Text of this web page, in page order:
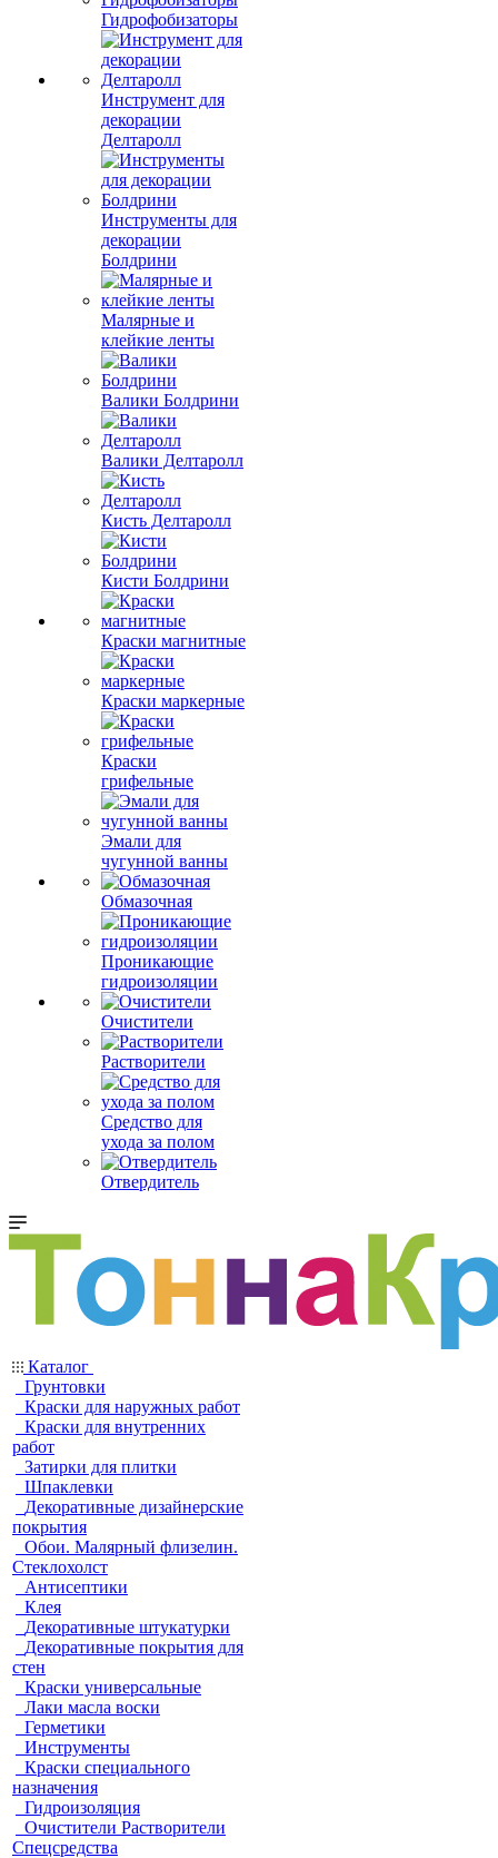
Гидрофобизаторы
Инструмент для
декорации
Делтаролл
Инструменты для
декорации
Болдрини
Малярные и
клейкие ленты
Валики Болдрини
Валики Делтаролл
Кисть Делтаролл
Кисти Болдрини
Краски магнитные
Краски маркерные
Краски
грифельные
Эмали для
чугунной ванны
Обмазочная
Проникающие
гидроизоляции
Очистители
Растворители
Средство для
ухода за полом
Отвердитель
Каталог
Грунтовки
Краски для наружных работ
Краски для внутренних
работ
Затирки для плитки
Шпаклевки
Декоративные дизайнерские
покрытия
Обои. Малярный флизелин.
Стеклохолст
Антисептики
Клея
Декоративные штукатурки
Декоративные покрытия для
стен
Краски универсальные
Лаки масла воски
Герметики
Инструменты
Краски специального
назначения
Гидроизоляция
Очистители Растворители
Спецсредства